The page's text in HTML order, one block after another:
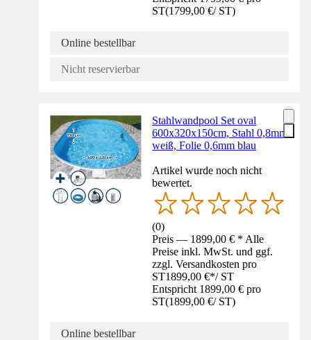
ST(1799,00 €/ ST)
Online bestellbar
Nicht reservierbar
Stahlwandpool Set oval
600x320x150cm, Stahl 0,8mm
weiß, Folie 0,6mm blau
Artikel wurde noch nicht
bewertet.
(0)
Preis — 1899,00 € * Alle
Preise inkl. MwSt. und ggf.
zzgl. Versandkosten pro
ST1899,00 €*/ ST
Entspricht 1899,00 € pro
ST(1899,00 €/ ST)
Online bestellbar